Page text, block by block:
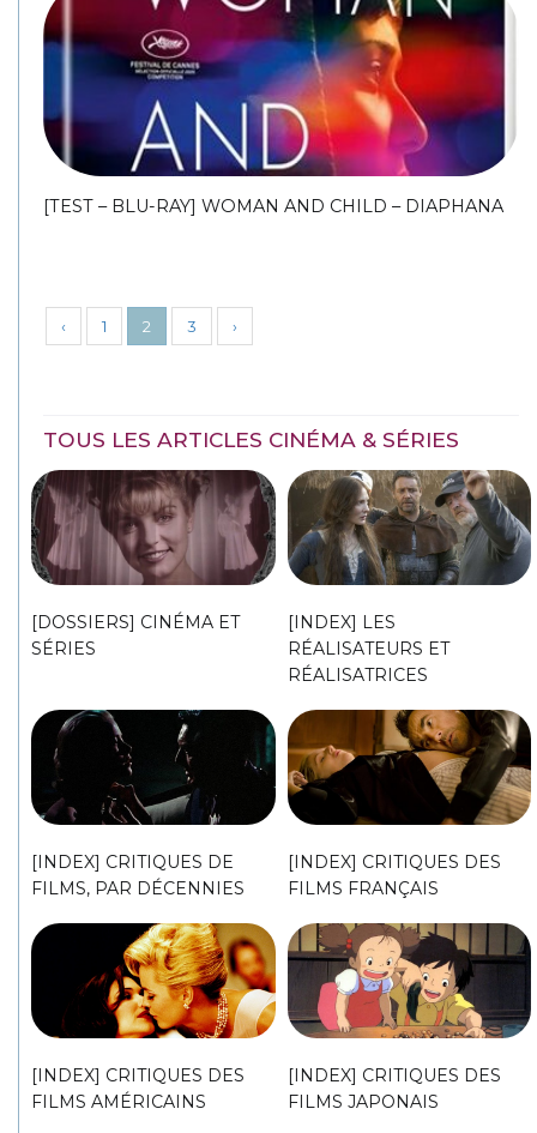
[TEST – BLU-RAY] WOMAN AND CHILD – DIAPHANA
‹ 1 2 3 ›
TOUS LES ARTICLES CINÉMA & SÉRIES
[DOSSIERS] CINÉMA ET
SÉRIES
[INDEX] LES
RÉALISATEURS ET
RÉALISATRICES
[INDEX] CRITIQUES DE
FILMS, PAR DÉCENNIES
[INDEX] CRITIQUES DES
FILMS FRANÇAIS
[INDEX] CRITIQUES DES
FILMS AMÉRICAINS
[INDEX] CRITIQUES DES
FILMS JAPONAIS